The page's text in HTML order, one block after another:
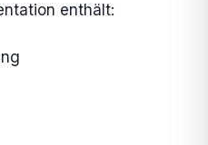
enthält: